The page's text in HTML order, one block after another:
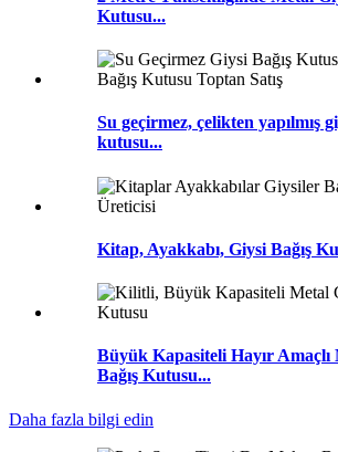
Kutusu...
Su geçirmez, çelikten yapılmış
kutusu...
Kitap, Ayakkabı, Giysi Bağış
Büyük Kapasiteli Hayır Amaçlı
Bağış Kutusu...
Daha fazla bilgi edin